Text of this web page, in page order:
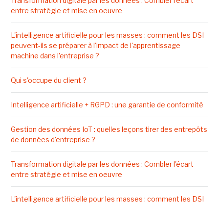
entre stratégie et mise en oeuvre
L'intelligence artificielle pour les masses : comment les DSI
peuvent-ils se préparer à l'impact de l'apprentissage
machine dans l'entreprise ?
Qui s'occupe du client ?
Intelligence artificielle + RGPD : une garantie de conformité
Gestion des données IoT : quelles leçons tirer des entrepôts
de données d'entreprise ?
Transformation digitale par les données : Combler l'écart
entre stratégie et mise en oeuvre
L'intelligence artificielle pour les masses : comment les DSI